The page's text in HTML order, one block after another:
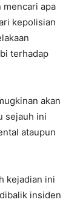
mencari apa
kepolisian
terhadap
akan
sejauh ini
ataupun
kejadian ini
insiden